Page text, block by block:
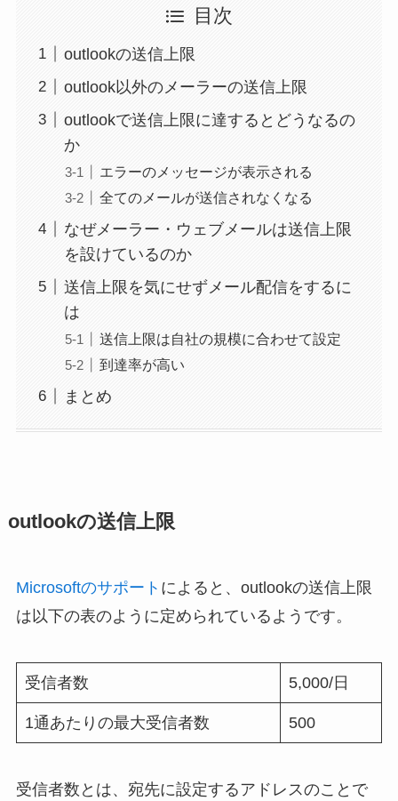
目次
outlookの送信上限
outlook以外のメーラーの送信上限
outlookで送信上限に達するとどうなるの
か
エラーのメッセージが表示される
全てのメールが送信されなくなる
なぜメーラー・ウェブメールは送信上限
を設けているのか
送信上限を気にせずメール配信をするに
は
送信上限は自社の規模に合わせて設定
到達率が高い
まとめ
outlookの送信上限
Microsoftのサポート によると、outlookの送信上限
は以下の表のように定められているようです。
受信者数 5,000/日
1通あたりの最大受信者数 500
受信者数とは、宛先に設定するアドレスのことで